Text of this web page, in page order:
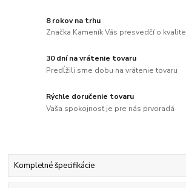
8 rokov na trhu
Značka Kameník Vás presvedčí o kvalite
30 dní na vrátenie tovaru
Predĺžili sme dobu na vrátenie tovaru
Rýchle doručenie tovaru
Vaša spokojnosť je pre nás prvoradá
Kompletné špecifikácie